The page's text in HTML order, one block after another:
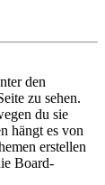
den
zu sehen.
du sie
hängt es von
erstellen
Board-